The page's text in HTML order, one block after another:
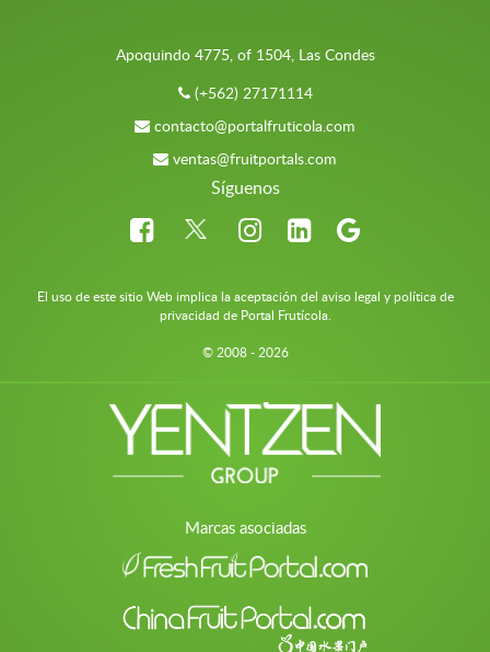
Apoquindo 4775, of 1504, Las Condes
(+562) 27171114
contacto@portalfruticola.com
ventas@fruitportals.com
Síguenos
El uso de este sitio Web implica la aceptación del aviso legal y política de
privacidad de Portal Frutícola.
© 2008 - 2026
Marcas asociadas